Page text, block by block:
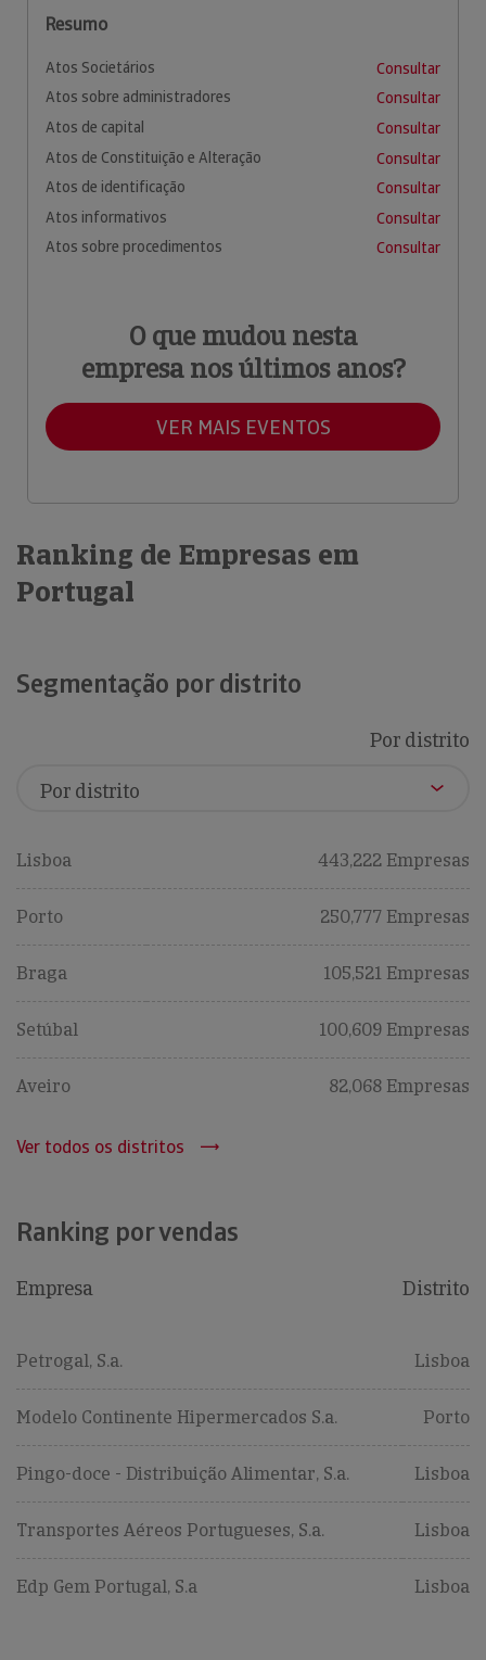
Resumo
Atos Societários
Consultar
Atos sobre administradores
Consultar
Atos de capital
Consultar
Atos de Constituição e Alteração
Consultar
Atos de identificação
Consultar
Atos informativos
Consultar
Atos sobre procedimentos
Consultar
O que mudou nesta
empresa nos últimos anos?
VER MAIS EVENTOS
Ranking de Empresas em
Portugal
Segmentação por distrito
Por distrito
Lisboa 443,222 Empresas
Porto 250,777 Empresas
Braga 105,521 Empresas
Setúbal 100,609 Empresas
Aveiro 82,068 Empresas
Ver todos os distritos
Ranking por vendas
Empresa Distrito
Petrogal, S.a. Lisboa
Modelo Continente Hipermercados S.a. Porto
Pingo-doce - Distribuição Alimentar, S.a. Lisboa
Transportes Aéreos Portugueses, S.a. Lisboa
Edp Gem Portugal, S.a Lisboa